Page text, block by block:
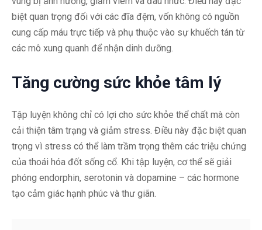
biệt quan trọng đối với các đĩa đệm, vốn không có nguồn
cung cấp máu trực tiếp và phụ thuộc vào sự khuếch tán từ
các mô xung quanh để nhận dinh dưỡng.
Tăng cường sức khỏe tâm lý
Tập luyện không chỉ có lợi cho sức khỏe thể chất mà còn
cải thiện tâm trạng và giảm stress. Điều này đặc biệt quan
trọng vì stress có thể làm trầm trọng thêm các triệu chứng
của thoái hóa đốt sống cổ. Khi tập luyện, cơ thể sẽ giải
phóng endorphin, serotonin và dopamine – các hormone
tạo cảm giác hạnh phúc và thư giãn.